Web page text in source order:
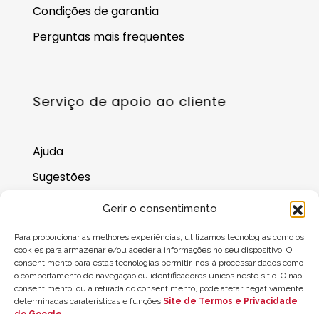
Gerir o consentimento
Para proporcionar as melhores experiências, utilizamos tecnologias como os
cookies para armazenar e/ou aceder a informações no seu dispositivo. O
consentimento para estas tecnologias permitir-nos-á processar dados como
o comportamento de navegação ou identificadores únicos neste sítio. O não
consentimento, ou a retirada do consentimento, pode afetar negativamente
determinadas caraterísticas e funções.Site de Termos e Privacidade
Condições de garantia
Perguntas mais frequentes
Serviço de apoio ao cliente
Ajuda
Sugestões
Onde nos encontrar